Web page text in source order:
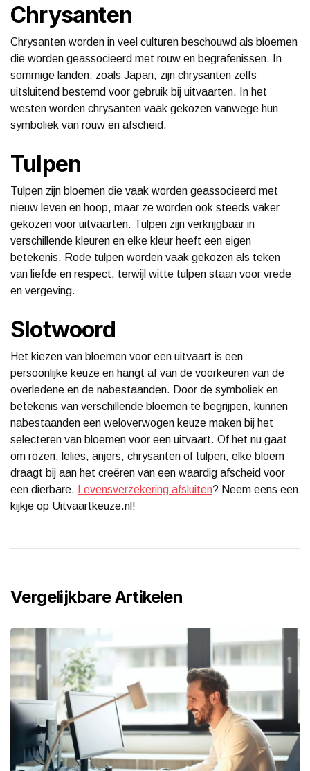
Chrysanten
Chrysanten worden in veel culturen beschouwd als bloemen
die worden geassocieerd met rouw en begrafenissen. In
sommige landen, zoals Japan, zijn chrysanten zelfs
uitsluitend bestemd voor gebruik bij uitvaarten. In het
westen worden chrysanten vaak gekozen vanwege hun
symboliek van rouw en afscheid.
Tulpen
Tulpen zijn bloemen die vaak worden geassocieerd met
nieuw leven en hoop, maar ze worden ook steeds vaker
gekozen voor uitvaarten. Tulpen zijn verkrijgbaar in
verschillende kleuren en elke kleur heeft een eigen
betekenis. Rode tulpen worden vaak gekozen als teken
van liefde en respect, terwijl witte tulpen staan voor vrede
en vergeving.
Slotwoord
Het kiezen van bloemen voor een uitvaart is een
persoonlijke keuze en hangt af van de voorkeuren van de
overledene en de nabestaanden. Door de symboliek en
betekenis van verschillende bloemen te begrijpen, kunnen
nabestaanden een weloverwogen keuze maken bij het
selecteren van bloemen voor een uitvaart. Of het nu gaat
om rozen, lelies, anjers, chrysanten of tulpen, elke bloem
draagt bij aan het creëren van een waardig afscheid voor
een dierbare.
Levensverzekering afsluiten? Neem eens een
kijkje op Uitvaartkeuze.nl!
Vergelijkbare Artikelen